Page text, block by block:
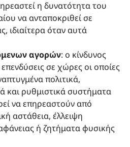
η δυνατότητα του
να ανταποκριθεί σε
ιδιαίτερα όταν αυτά
αγορών: ο κίνδυνος
σε χώρες οι οποίες
πολιτικά,
και ρυθμιστικά συστήματα
να επηρεαστούν από
αστάθεια, έλλειψη
ή ζητήματα φυσικής